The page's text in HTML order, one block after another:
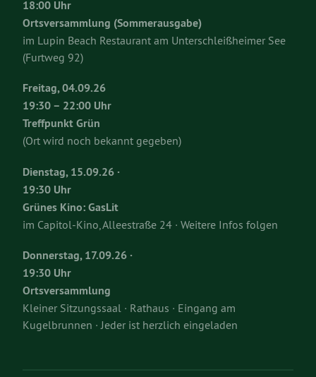
18:00 Uhr
Ortsversammlung (Sommerausgabe)
im Lupin Beach Restaurant am Unterschleißheimer See
(Furtweg 92)
Freitag, 04.09.26
19:30 – 22:00 Uhr
Treffpunkt Grün
(Ort wird noch bekannt gegeben)
Dienstag, 15.09.26 ·
19:30 Uhr
Grünes Kino: GasLit
im Capitol-Kino, Alleestraße 24 · Weitere Infos folgen
Donnerstag, 17.09.26 ·
19:30 Uhr
Ortsversammlung
Kleiner Sitzungssaal · Rathaus · Eingang am
Kugelbrunnen · Jeder ist herzlich eingeladen